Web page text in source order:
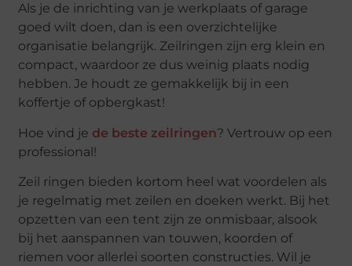
Als je de inrichting van je werkplaats of garage
goed wilt doen, dan is een overzichtelijke
organisatie belangrijk. Zeilringen zijn erg klein en
compact, waardoor ze dus weinig plaats nodig
hebben. Je houdt ze gemakkelijk bij in een
koffertje of opbergkast!
Hoe vind je de beste zeilringen? Vertrouw op een
professional!
Zeil ringen bieden kortom heel wat voordelen als
je regelmatig met zeilen en doeken werkt. Bij het
opzetten van een tent zijn ze onmisbaar, alsook
bij het aanspannen van touwen, koorden of
riemen voor allerlei soorten constructies. Wil je